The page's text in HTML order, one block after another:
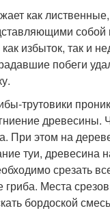
как
собой
избыток, так и
побеги
трутовики
древесины.
При этом на
туи, древесина
срезать
гриба. Места
бордоской